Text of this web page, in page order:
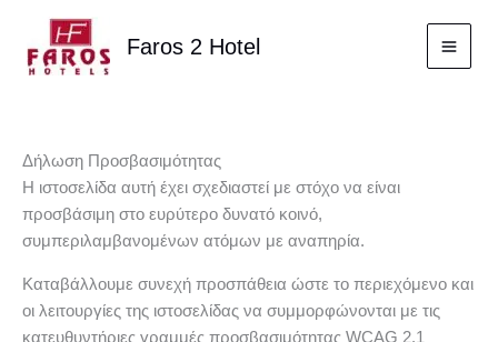
περιεχόμενο
Faros 2 Hotel
Δήλωση Προσβασιμότητας
Η ιστοσελίδα αυτή έχει σχεδιαστεί με στόχο να είναι
προσβάσιμη στο ευρύτερο δυνατό κοινό,
συμπεριλαμβανομένων ατόμων με αναπηρία.
Καταβάλλουμε συνεχή προσπάθεια ώστε το περιεχόμενο και
οι λειτουργίες της ιστοσελίδας να συμμορφώνονται με τις
κατευθυντήριες γραμμές προσβασιμότητας WCAG 2.1